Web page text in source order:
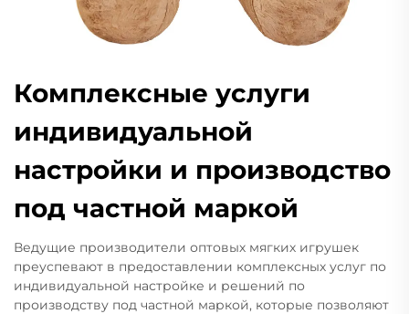
Комплексные услуги
индивидуальной
настройки и производство
под частной маркой
Ведущие производители оптовых мягких игрушек
преуспевают в предоставлении комплексных услуг по
индивидуальной настройке и решений по
производству под частной маркой, которые позволяют